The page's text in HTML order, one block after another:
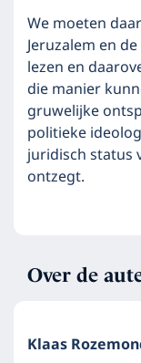
We moeten
Jeruzalem en
lezen en
die manier
gruwelijke
politieke
juridisch status
ontzegt.
Over de
Klaas